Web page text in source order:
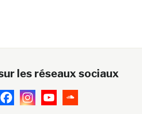
les réseaux sociaux